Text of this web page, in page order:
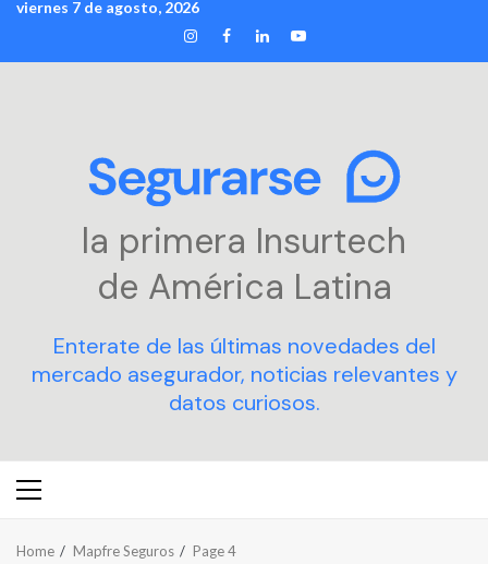
Skip
content
viernes 7 de agosto, 2026
INSTAGRAM
FACEBOOK
LINKEDIN
YOUTUBE
la primera Insurtech
de América Latina
Enterate de las últimas novedades del
mercado asegurador, noticias relevantes y
datos curiosos.
Primary
Home Mapfre Seguros Page 4